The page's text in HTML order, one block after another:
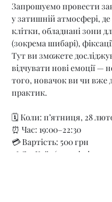
Запрошуємо провести
у затишній атмосфері,
клітки, обладнані зони
(зокрема шибарі),
Тут ви зможете
відчувати нові емоції —
того, новачок ви чи вже
практик.
🗓️ Коли: п’ятниця, 28
⏰ Час: 19:00–22:30
💳 Вартість: 500 грн
📍 Де: Київ (деталі після